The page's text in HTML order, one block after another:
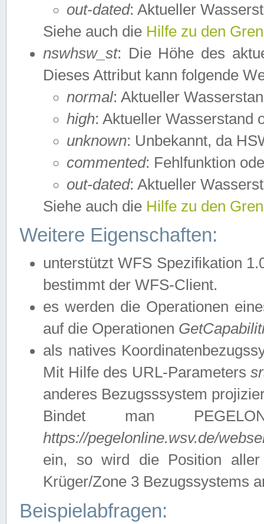
out-dated: Aktueller
Siehe auch die Hilfe zu den
nswhsw_st: Die Höhe des
Dieses Attribut kann folgende
normal: Aktueller
high: Aktueller Wasserstand
unknown: Unbekannt, da
commented: Fehlfunktion
out-dated: Aktueller
Siehe auch die Hilfe zu den
Weitere Eigenschaften:
unterstützt WFS Spezifikation
bestimmt der WFS-Client.
es werden die Operationen
auf die Operationen
als natives
Mit Hilfe des URL-Parameters
anderes Bezugsssystem
Bindet man
https://pegelonline.wsv.de/
ein, so wird die Position
Krüger/Zone 3 Bezugssystems
Beispielabfragen: